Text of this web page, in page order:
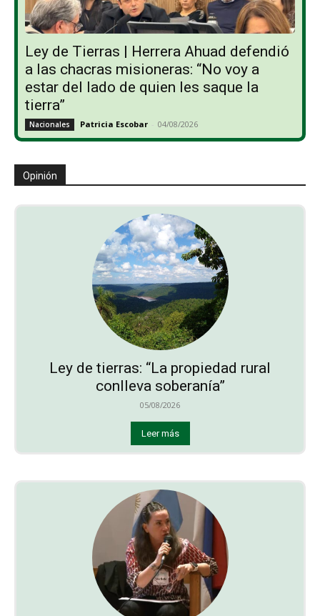
Ley de Tierras | Herrera Ahuad defendió
a las chacras misioneras: “No voy a
estar del lado de quien les saque la
tierra”
Nacionales Patricia Escobar - 04/08/2026
Opinión
Ley de tierras: “La propiedad rural
conlleva soberanía”
05/08/2026
Leer más